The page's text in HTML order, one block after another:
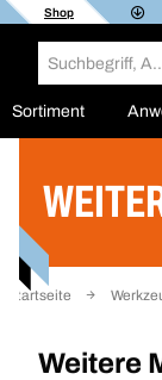
Shop
Sortiment
Startseite
Weitere
Filter